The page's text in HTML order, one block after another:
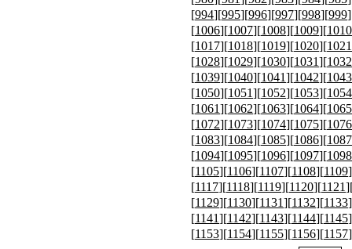
[994][995][996][997][998][999
[1006][1007][1008][1009][1010
[1017][1018][1019][1020][1021
[1028][1029][1030][1031][1032
[1039][1040][1041][1042][1043
[1050][1051][1052][1053][1054
[1061][1062][1063][1064][1065
[1072][1073][1074][1075][1076
[1083][1084][1085][1086][1087
[1094][1095][1096][1097][1098
[1105][1106][1107][1108][1109
[1117][1118][1119][1120][1121
[1129][1130][1131][1132][1133
[1141][1142][1143][1144][1145
[1153][1154][1155][1156][1157